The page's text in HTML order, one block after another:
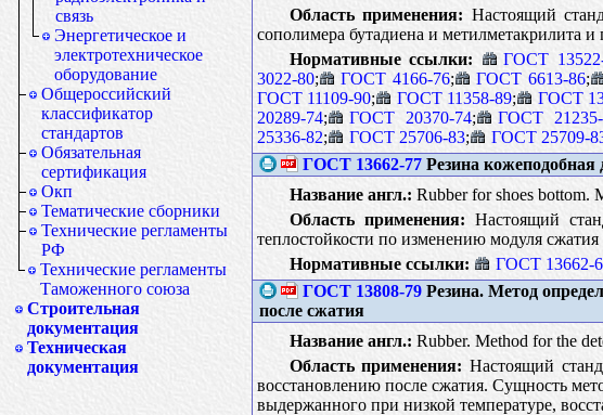
связь
Энергетическое и
электротехническое
оборудование
Общероссийский
классификатор
стандартов
Обязательная
сертификация
Окп
Тематические сборники
Технические регламенты
РФ
Технические регламенты
Таможенного союза
Строительная
документация
Техническая
документация
Область применения: Настоящий
сополимера бутадиена и метилметакрилита
Нормативные ссылки:
ГОСТ
3022-80; ГОСТ 4166-76; ГОСТ 6613-86;
ГОСТ 11109-90; ГОСТ 11358-89; ГОСТ
20289-74; ГОСТ 20370-74; ГОСТ
25336-82; ГОСТ 25706-83; ГОСТ 25709-
ГОСТ 13662-77Резина кожеподобная
Название англ.: Rubber for shoes bottom.
Область применения: Настоящий
теплостойкости по изменению модуля
Нормативные ссылки:
ГОСТ 13662-
ГОСТ 13808-79Резина. Метод
после сжатия
Название англ.: Rubber. Method for the
Область применения: Настоящий
восстановлению после сжатия. Сущность
выдержанного при низкой температуре,